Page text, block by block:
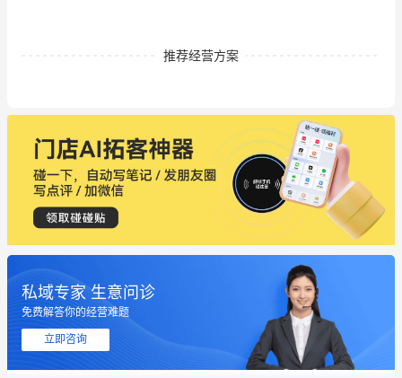
推荐经营方案
私域专家 生意问诊
免费解答你的经营难题
立即咨询
这个营销策划案例推荐大家看一下